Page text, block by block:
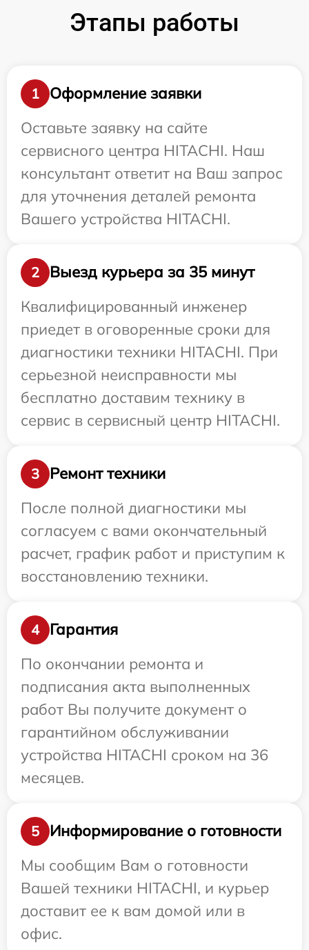
Этапы работы
1
Оформление заявки
Оставьте заявку на сайте
сервисного центра HITACHI. Наш
консультант ответит на Ваш запрос
для уточнения деталей ремонта
Вашего устройства HITACHI.
2
Выезд курьера за 35 минут
Квалифицированный инженер
приедет в оговоренные сроки для
диагностики техники HITACHI. При
серьезной неисправности мы
бесплатно доставим технику в
сервис в сервисный центр HITACHI.
3
Ремонт техники
После полной диагностики мы
согласуем с вами окончательный
расчет, график работ и приступим к
восстановлению техники.
4
Гарантия
По окончании ремонта и
подписания акта выполненных
работ Вы получите документ о
гарантийном обслуживании
устройства HITACHI сроком на 36
месяцев.
5
Информирование о готовности
Мы сообщим Вам о готовности
Вашей техники HITACHI, и курьер
доставит ее к вам домой или в
офис.